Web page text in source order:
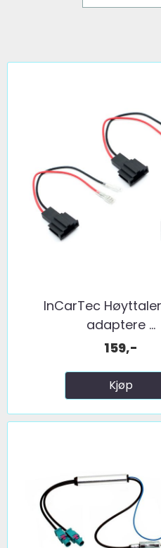
InCarTec
adaptere ...
159,-
Kjøp